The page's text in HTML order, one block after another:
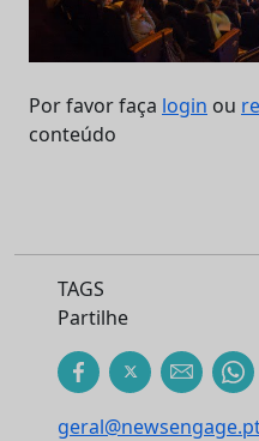
Por favor faça login ou
conteúdo
TAGS
Partilhe